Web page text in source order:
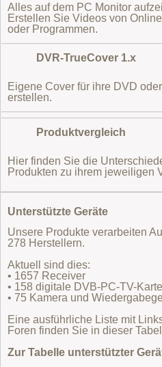
Alles auf dem PC Monitor
Erstellen Sie Videos von
oder Programmen.
DVR-TrueCover 1.x
Eigene Cover für ihre DVD
erstellen.
Produktvergleich
Hier finden Sie die
Produkten zu ihrem jeweiligen
Unterstützte Geräte
Unsere Produkte verarbeiten
278 Herstellern.
Aktuell sind dies:
• 1657 Receiver
• 158 digitale DVB-PC-TV-
• 75 Kamera und
Eine ausführliche Liste mit
Foren finden Sie in dieser
Zur Tabelle unterstützter